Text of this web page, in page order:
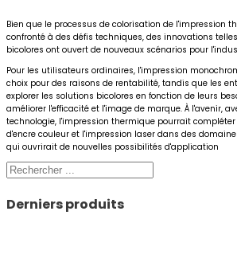
Bien que le processus de colorisation de l'impression
confronté à des défis techniques, des innovations
bicolores ont ouvert de nouveaux scénarios pour
Pour les utilisateurs ordinaires, l'impression
choix pour des raisons de rentabilité, tandis que les
explorer les solutions bicolores en fonction de leurs
améliorer l'efficacité et l'image de marque. À l'avenir,
technologie, l'impression thermique pourrait
d'encre couleur et l'impression laser dans des
qui ouvrirait de nouvelles possibilités d'application
Rechercher
Derniers produits